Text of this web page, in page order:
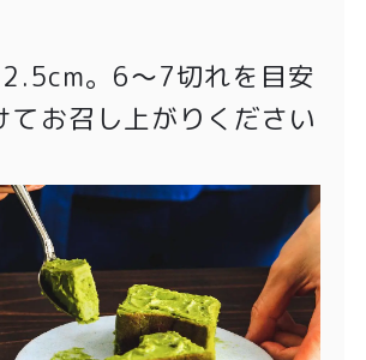
。6〜7切れを目安
てお召し上がりください